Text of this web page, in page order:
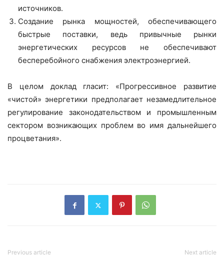
источников.
Создание рынка мощностей, обеспечивающего
быстрые поставки, ведь привычные рынки
энергетических ресурсов не обеспечивают
бесперебойного снабжения электроэнергией.
В целом доклад гласит: «Прогрессивное развитие
«чистой» энергетики предполагает незамедлительное
регулирование законодательством и промышленным
сектором возникающих проблем во имя дальнейшего
процветания».
Previous article Next article